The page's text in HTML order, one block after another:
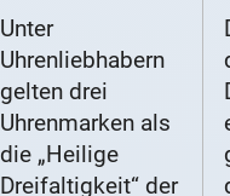
Unter
Uhrenliebhabern
gelten drei
Uhrenmarken als
die „Heilige
Dreifaltigkeit“ der